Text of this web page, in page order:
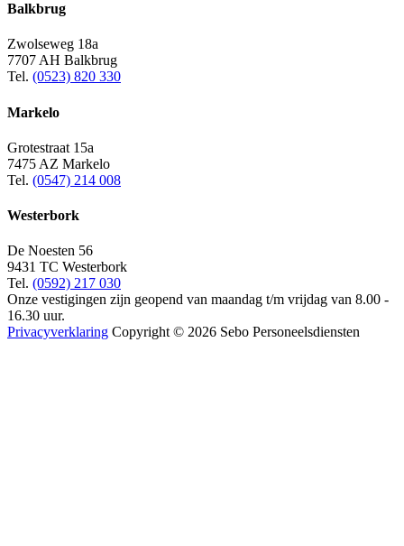
Balkbrug
Zwolseweg 18a
7707 AH Balkbrug
Tel. (0523) 820 330
Markelo
Grotestraat 15a
7475 AZ Markelo
Tel. (0547) 214 008
Westerbork
De Noesten 56
9431 TC Westerbork
Tel. (0592) 217 030
Onze vestigingen zijn geopend van maandag t/m vrijdag van 8.00 -
16.30 uur.
Privacyverklaring Copyright © 2026 Sebo Personeelsdiensten